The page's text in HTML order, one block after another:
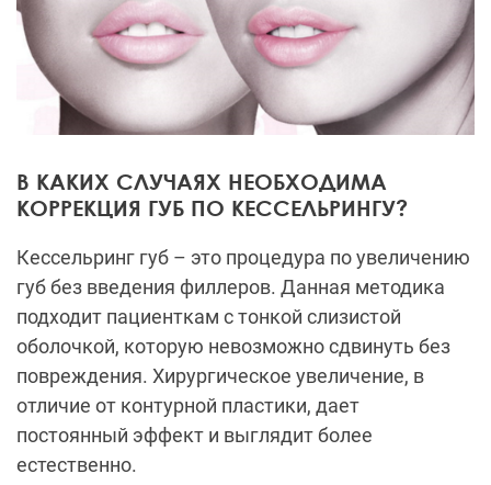
В КАКИХ СЛУЧАЯХ НЕОБХОДИМА
КОРРЕКЦИЯ ГУБ ПО КЕССЕЛЬРИНГУ?
Кессельринг губ – это процедура по увеличению
губ без введения филлеров. Данная методика
подходит пациенткам с тонкой слизистой
оболочкой, которую невозможно сдвинуть без
повреждения. Хирургическое увеличение, в
отличие от контурной пластики, дает
постоянный эффект и выглядит более
естественно.